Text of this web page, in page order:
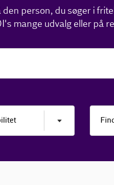
person, du søger i
mange udvalg eller på